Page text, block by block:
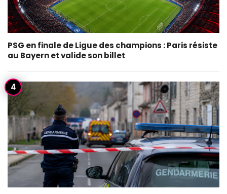
PSG en finale de Ligue des champions : Paris résiste
au Bayern et valide son billet